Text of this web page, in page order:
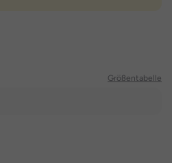
Größentabelle